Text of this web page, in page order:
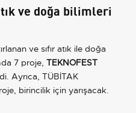
ve doğa bilimleri
ve sıfır atık ile doğa
7 proje, TEKNOFEST
Ayrıca, TÜBİTAK
birincilik için yarışacak.